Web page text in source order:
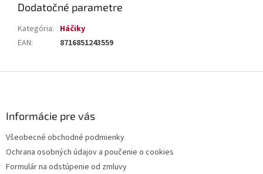
Dodatočné parametre
Kategória: Háčiky
EAN: 8716851243559
Informácie pre vás
Všeobecné obchodné podmienky
Ochrana osobných údajov a poučenie o cookies
Formulár na odstúpenie od zmluvy